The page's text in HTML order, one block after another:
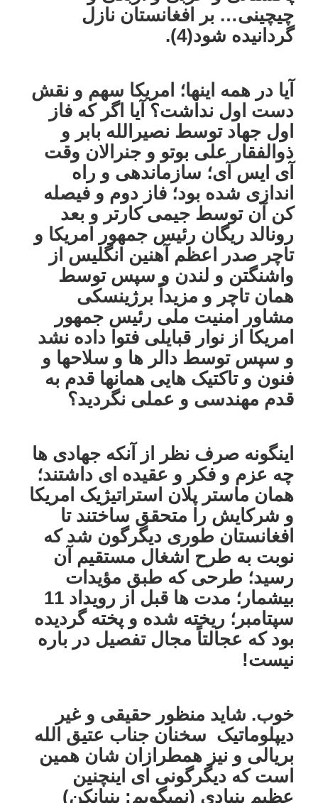
چیچینی… بر افغانستان نازل
گردانیده شود(4).
آیا در همه اینها؛ امریکا سهم و نقش
دست اول نداشت؟ آیا اگر که فاز
اول جهاد توسط نصیرالله بابر و
ذوالفقار علی بوتو و جنرالان وقت
آی ایس آی؛ سازماندهی و راه
اندازی شده بود؛ فاز دوم و فیصله
کن آن توسط جیمی کارتر و بعد
رونالد ریگان رئیس جمهور امریکا و
تاچر صدر اعظم آهنین انگلیس از
واشنگتن و لندن و سپس توسط
همان تاچر و مزیداً برژینسکی
مشاور امنیت ملی رئیس جمهور
امریکا از نوار قبایلی فتوا داده نشد
و سپس توسط دالر ها و سلاحها و
فنون و تاکتیک هایی همانها قدم به
قدم مهندسی و عملی نگردید؟
اینگونه صرف نظر از آنکه جهادی ها
چه عزم و فکر و عقیده ای داشتند؛
همان ماستر پلان استراتیژیک امریکا
و شرکایش را متحقق ساختند تا
افغانستان طوری دیگرگون شد که
نوبت به طرح اشغال مستقیم آن
رسید؛ طرحی که طبق مؤیدات
بیشمار؛ مدت ها قبل از رویداد 11
سپتامبر؛ ریخته شده و پخته گردیده
بود که عجالتاً مجال تفصیل در باره
نیست!
خوب. شاید منظور حقیقی و غیر
دیپلوماتیک سخنان جناب عتیق الله
بریالی و نیز همطرازان شان همین
است که دیگرگونی ای اینچنین
عظیم بنیادی (نمیگویم: بنیانکن)